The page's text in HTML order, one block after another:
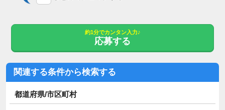
【求人の特徴】
内禁煙/女性活躍中/無資格歓迎
【特記事項】
！無資格可、未経験OK、車通勤OKの求人です♪
☆無資格の方も資格取得制度で取得可能☆介護職募集☆
無資格可,未経験OK,車通勤OK,住宅手当あり,残業ほぼなし,社会
保険完備
約1分でカンタン入力♪
応募する
関連する条件から検索する
都道府県/市区町村